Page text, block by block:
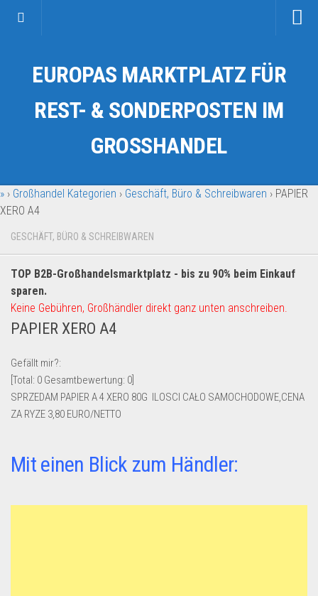
Kategorien
Auto & Motorrad
Fahrzeuge & Transport
Garten & Werkzeug
Geschenkartikel
Handy und Smartphone
Kosmetik & Pflege
Lebensmittel & Getränke
Multimedia & Elektro
Münzen
EUROPAS MARKTPLATZ FÜR
REST- & SONDERPOSTEN IM
GROSSHANDEL
» › Großhandel Kategorien › Geschäft, Büro & Schreibwaren › PAPIER
XERO A4
GESCHÄFT, BÜRO & SCHREIBWAREN
TOP B2B-Großhandelsmarktplatz - bis zu 90% beim Einkauf
sparen.
Keine Gebühren, Großhändler direkt ganz unten anschreiben.
PAPIER XERO A4
Gefällt mir?:
[Total: 0 Gesamtbewertung: 0
SPRZEDAM PAPIER A 4 XERO 80G ILOSCI CAŁO SAMOCHODOWE,CENA
ZA RYZE 3,80 EURO/NETTO
Mit einen Blick zum Händler: